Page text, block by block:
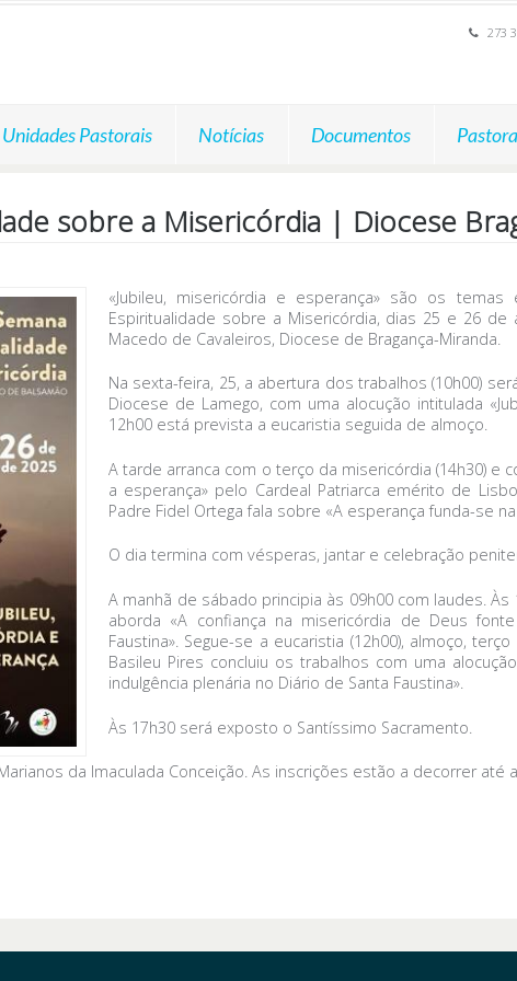
273
Unidades Pastorais Notícias Documentos
sobre a Misericórdia | Diocese
«Jubileu, misericórdia e esperança» são os temas
Espiritualidade sobre a Misericórdia, dias 25 e 26 de
Macedo de Cavaleiros, Diocese de Bragança-Miranda.
Na sexta-feira, 25, a abertura dos trabalhos (10h00)
Diocese de Lamego, com uma alocução intitulada
12h00 está prevista a eucaristia seguida de almoço.
A tarde arranca com o terço da misericórdia (14h30) e
a esperança» pelo Cardeal Patriarca emérito de
Padre Fidel Ortega fala sobre «A esperança funda-se
O dia termina com vésperas, jantar e celebração
A manhã de sábado principia às 09h00 com laudes. Às
aborda «A confiança na misericórdia de Deus
Faustina». Segue-se a eucaristia (12h00), almoço,
Basileu Pires concluiu os trabalhos com uma
indulgência plenária no Diário de Santa Faustina».
Às 17h30 será exposto o Santíssimo Sacramento.
da Imaculada Conceição. As inscrições estão a decorrer até